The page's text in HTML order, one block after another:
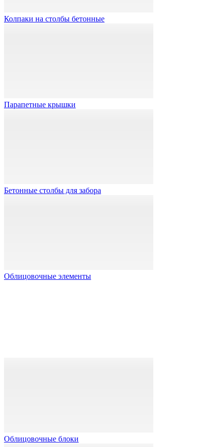
Колпаки на столбы бетонные
Парапетные крышки
Бетонные столбы для забора
Облицовочные элементы
Облицовочные блоки